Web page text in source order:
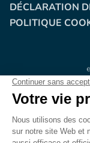
DÉCLARATION
POLITIQUE